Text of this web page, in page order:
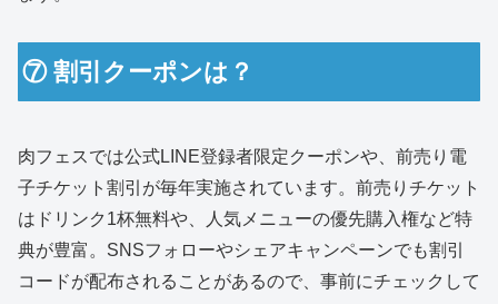
⑦ 割引クーポンは？
肉フェスでは公式LINE登録者限定クーポンや、前売り電
子チケット割引が毎年実施されています。前売りチケット
はドリンク1杯無料や、人気メニューの優先購入権など特
典が豊富。SNSフォローやシェアキャンペーンでも割引
コードが配布されることがあるので、事前にチェックして